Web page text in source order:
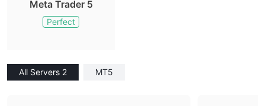
Meta Trader 5
Perfect
All Servers 2 MT5